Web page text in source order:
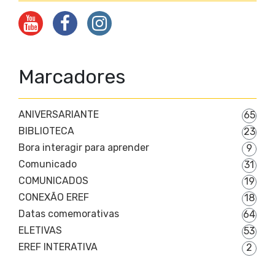
Marcadores
ANIVERSARIANTE
65
BIBLIOTECA
23
Bora interagir para aprender
9
Comunicado
31
COMUNICADOS
19
CONEXÃO EREF
18
Datas comemorativas
64
ELETIVAS
53
EREF INTERATIVA
2